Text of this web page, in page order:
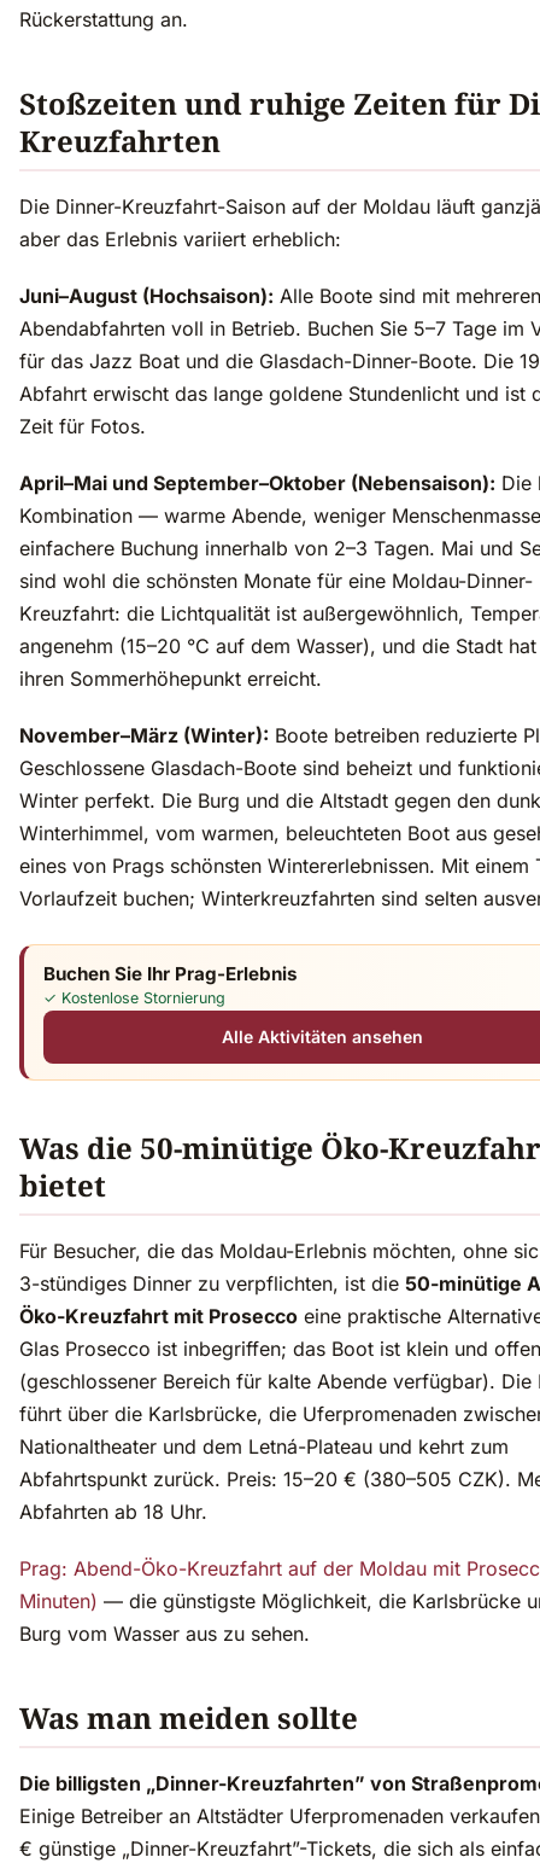
Rückerstattung an.
Stoßzeiten und ruhige Zeiten für
Kreuzfahrten
Die Dinner-Kreuzfahrt-Saison auf der Moldau läuft
aber das Erlebnis variiert erheblich:
Juni–August (Hochsaison): Alle Boote sind mit mehreren
Abendabfahrten voll in Betrieb. Buchen Sie 5–7 Tage im
für das Jazz Boat und die Glasdach-Dinner-Boote. Die
Abfahrt erwischt das lange goldene Stundenlicht und ist
Zeit für Fotos.
April–Mai und September–Oktober (Nebensaison): Die
Kombination — warme Abende, weniger
einfachere Buchung innerhalb von 2–3 Tagen. Mai und
sind wohl die schönsten Monate für eine Moldau-Dinner-
Kreuzfahrt: die Lichtqualität ist außergewöhnlich,
angenehm (15–20 °C auf dem Wasser), und die Stadt
ihren Sommerhöhepunkt erreicht.
November–März (Winter): Boote betreiben reduzierte
Geschlossene Glasdach-Boote sind beheizt und
Winter perfekt. Die Burg und die Altstadt gegen den
Winterhimmel, vom warmen, beleuchteten Boot aus
eines von Prags schönsten Wintererlebnissen. Mit einem
Vorlaufzeit buchen; Winterkreuzfahrten sind selten
Buchen Sie Ihr Prag-Erlebnis
✓ Kostenlose Stornierung
Alle Aktivitäten ansehen
Was die 50-minütige Öko-
bietet
Für Besucher, die das Moldau-Erlebnis möchten, ohne
3-stündiges Dinner zu verpflichten, ist die 50-minütige
Öko-Kreuzfahrt mit Prosecco eine praktische
Glas Prosecco ist inbegriffen; das Boot ist klein und offen
(geschlossener Bereich für kalte Abende verfügbar). Die
führt über die Karlsbrücke, die Uferpromenaden
Nationaltheater und dem Letná-Plateau und kehrt zum
Abfahrtspunkt zurück. Preis: 15–20 € (380–505 CZK).
Abfahrten ab 18 Uhr.
Prag: Abend-Öko-Kreuzfahrt auf der Moldau mit
Minuten) — die günstigste Möglichkeit, die Karlsbrücke
Burg vom Wasser aus zu sehen.
Was man meiden sollte
Die billigsten „Dinner-Kreuzfahrten” von
Einige Betreiber an Altstädter Uferpromenaden
€ günstige „Dinner-Kreuzfahrt”-Tickets, die sich als